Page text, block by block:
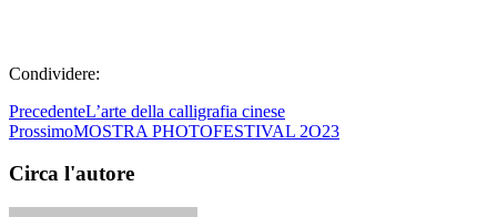
Condividere:
PrecedenteL’arte della calligrafia cinese
ProssimoMOSTRA PHOTOFESTIVAL 2O23
Circa l'autore